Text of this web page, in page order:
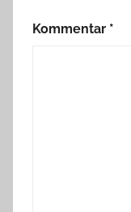
Kommentar *